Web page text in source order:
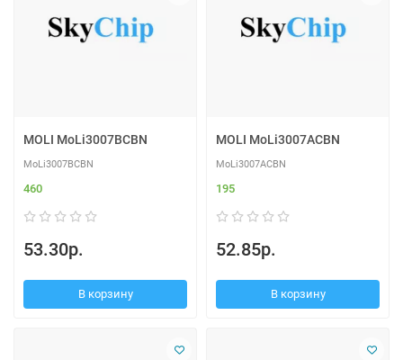
MOLI MoLi3007BCBN
MoLi3007BCBN
460
53.30р.
В корзину
MOLI MoLi3007ACBN
MoLi3007ACBN
195
52.85р.
В корзину